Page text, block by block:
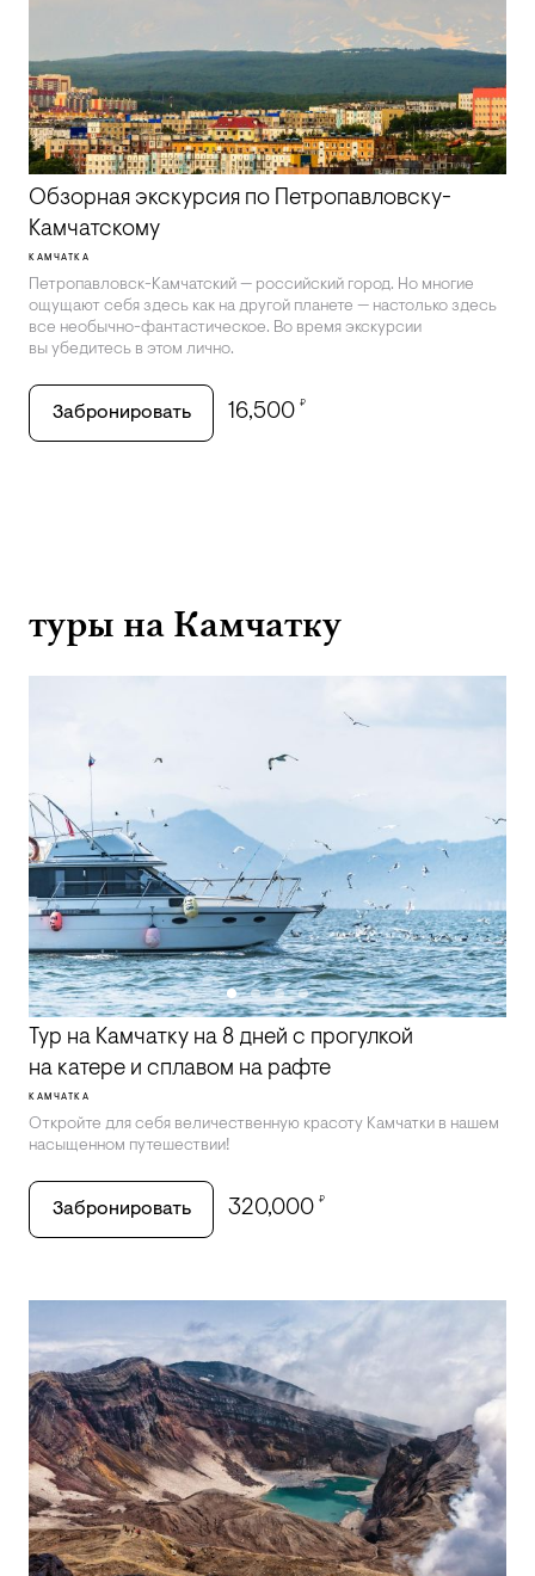
Обзорная экскурсия по Петропавловску-
Камчатскому
КАМЧАТКА
Петропавловск-Камчатский — российский город. Но многие
ощущают себя здесь как на другой планете — настолько здесь
все необычно-фантастическое. Во время экскурсии
вы убедитесь в этом лично.
Забронировать 16,500 ₽
туры на Камчатку
Тур на Камчатку на 8 дней с прогулкой
на катере и сплавом на рафте
КАМЧАТКА
Откройте для себя величественную красоту Камчатки в нашем
насыщенном путешествии!
Забронировать 320,000 ₽